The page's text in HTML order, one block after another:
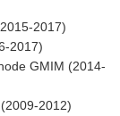
2017)
2017)
GMIM (2014-
2012)